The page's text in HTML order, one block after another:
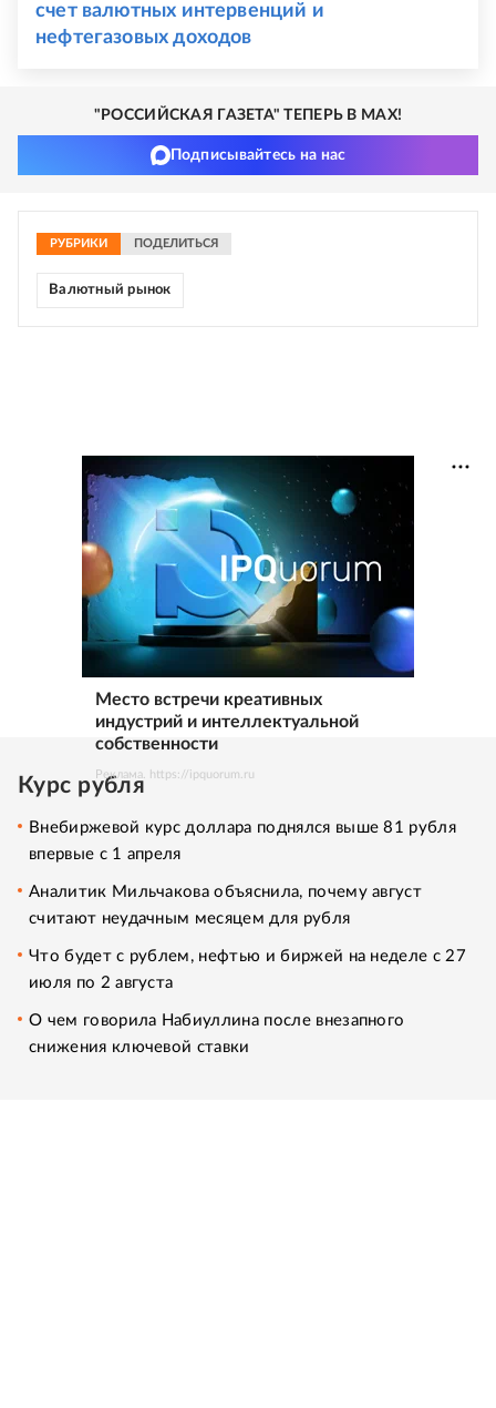
счет валютных интервенций и
нефтегазовых доходов
"РОССИЙСКАЯ ГАЗЕТА" ТЕПЕРЬ В MAX!
Подписывайтесь на нас
РУБРИКИ ПОДЕЛИТЬСЯ
Валютный рынок
Место встречи креативных
индустрий и интеллектуальной
собственности
Реклама. https://ipquorum.ru
Курс рубля
Внебиржевой курс доллара поднялся выше 81 рубля
впервые с 1 апреля
Аналитик Мильчакова объяснила, почему август
считают неудачным месяцем для рубля
Что будет с рублем, нефтью и биржей на неделе с 27
июля по 2 августа
О чем говорила Набиуллина после внезапного
снижения ключевой ставки